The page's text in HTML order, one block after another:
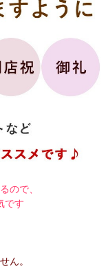
ので、
です
ん。